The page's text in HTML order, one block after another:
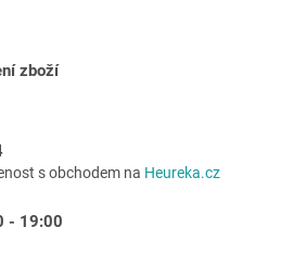
zboží
s obchodem na Heureka.cz
- 19:00